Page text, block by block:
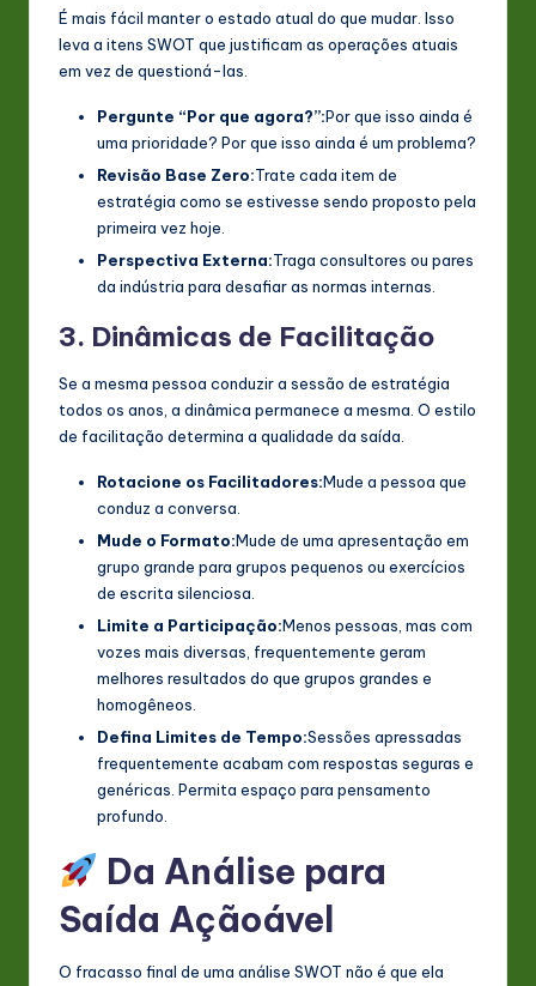
É mais fácil manter o estado atual do que mudar. Isso
leva a itens SWOT que justificam as operações atuais
em vez de questioná-las.
Pergunte “Por que agora?”:Por que isso ainda é
uma prioridade? Por que isso ainda é um problema?
Revisão Base Zero:Trate cada item de
estratégia como se estivesse sendo proposto pela
primeira vez hoje.
Perspectiva Externa:Traga consultores ou pares
da indústria para desafiar as normas internas.
3. Dinâmicas de Facilitação
Se a mesma pessoa conduzir a sessão de estratégia
todos os anos, a dinâmica permanece a mesma. O estilo
de facilitação determina a qualidade da saída.
Rotacione os Facilitadores:Mude a pessoa que
conduz a conversa.
Mude o Formato:Mude de uma apresentação em
grupo grande para grupos pequenos ou exercícios
de escrita silenciosa.
Limite a Participação:Menos pessoas, mas com
vozes mais diversas, frequentemente geram
melhores resultados do que grupos grandes e
homogêneos.
Defina Limites de Tempo:Sessões apressadas
frequentemente acabam com respostas seguras e
genéricas. Permita espaço para pensamento
profundo.
Da Análise para
Saída Açãoável
O fracasso final de uma análise SWOT não é que ela